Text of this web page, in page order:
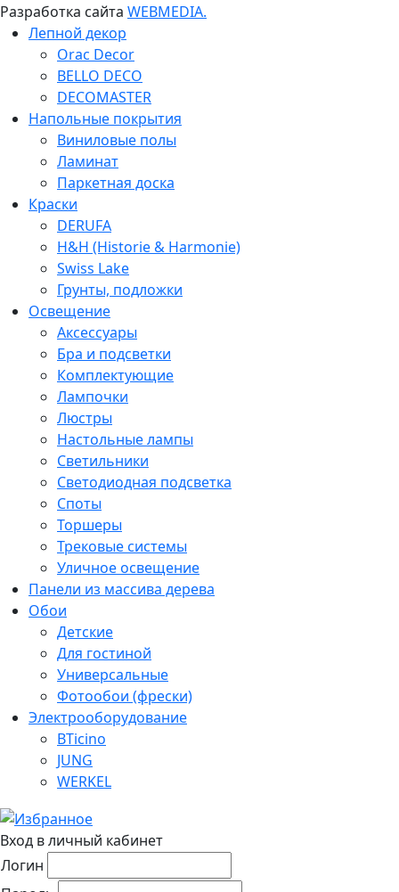
Разработка сайта WEBMEDIA.
Лепной декор
Orac Decor
BELLO DECO
DECOMASTER
Напольные покрытия
Виниловые полы
Ламинат
Паркетная доска
Краски
DERUFA
H&H (Historie & Harmonie)
Swiss Lake
Грунты, подложки
Освещение
Аксессуары
Бра и подсветки
Комплектующие
Лампочки
Люстры
Настольные лампы
Светильники
Светодиодная подсветка
Споты
Торшеры
Трековые системы
Уличное освещение
Панели из массива дерева
Обои
Детские
Для гостиной
Универсальные
Фотообои (фрески)
Электрооборудование
BTicino
JUNG
WERKEL
Вход в личный кабинет
Логин